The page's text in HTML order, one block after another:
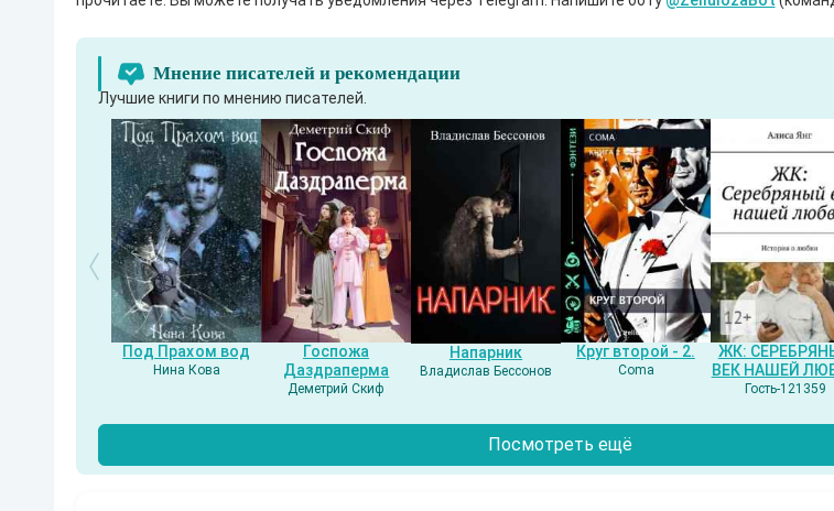
Мнение писателей и рекомендации
Лучшие книги по мнению писателей.
Под Прахом вод
Нина Кова
Госпожа
Даздраперма
Деметрий Скиф
Напарник
Владислав Бессонов
Круг второй - 2.
Coma
ЖК:
ВЕК НАШЕЙ
Гость-121359
Посмотреть ещё